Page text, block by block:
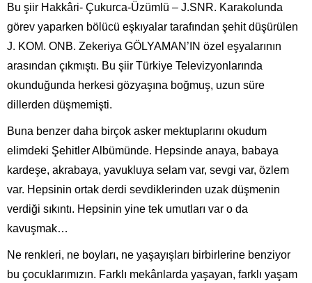
Bu şiir Hakkâri- Çukurca-Üzümlü – J.SNR. Karakolunda
görev yaparken bölücü eşkıyalar tarafından şehit düşürülen
J. KOM. ONB. Zekeriya GÖLYAMAN’IN özel eşyalarının
arasından çıkmıştı. Bu şiir Türkiye Televizyonlarında
okunduğunda herkesi gözyaşına boğmuş, uzun süre
dillerden düşmemişti.
Buna benzer daha birçok asker mektuplarını okudum
elimdeki Şehitler Albümünde. Hepsinde anaya, babaya
kardeşe, akrabaya, yavukluya selam var, sevgi var, özlem
var. Hepsinin ortak derdi sevdiklerinden uzak düşmenin
verdiği sıkıntı. Hepsinin yine tek umutları var o da
kavuşmak…
Ne renkleri, ne boyları, ne yaşayışları birbirlerine benziyor
bu çocuklarımızın. Farklı mekânlarda yaşayan, farklı yaşam